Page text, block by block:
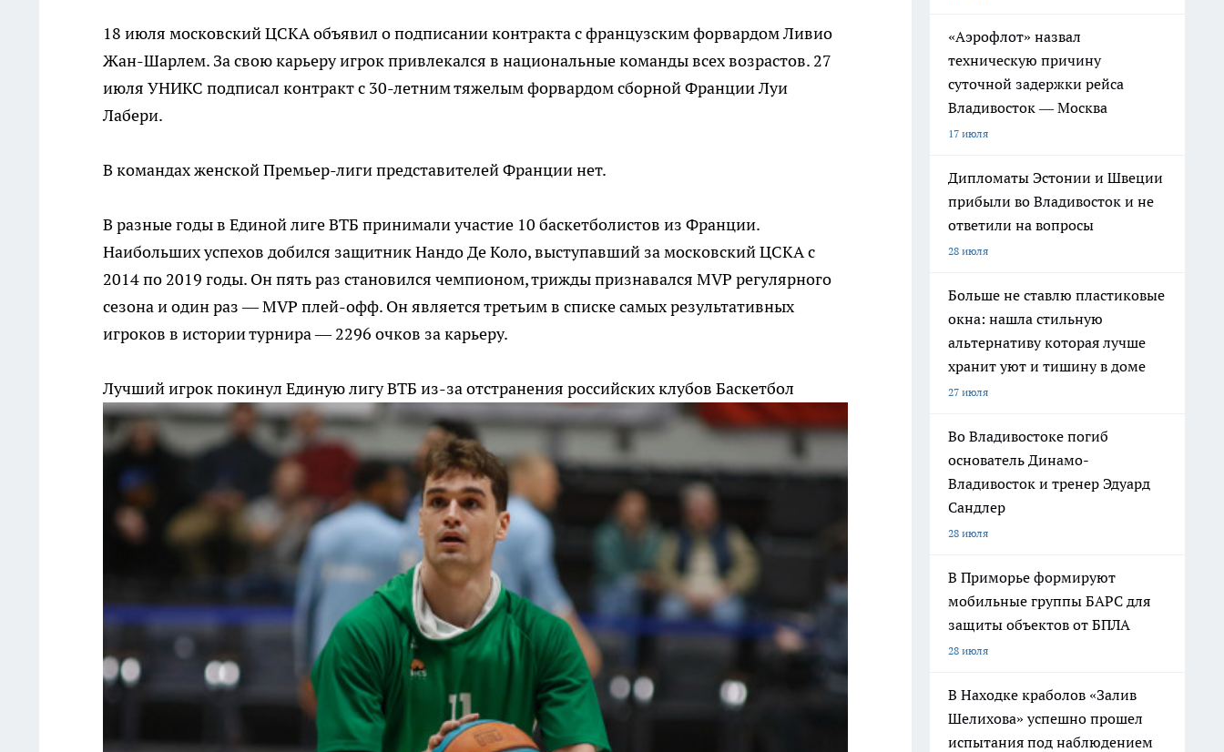
18 июля московский ЦСКА объявил о подписании контракта с французским форвардом Ливио
Жан-Шарлем. За свою карьеру игрок привлекался в национальные команды всех возрастов. 27
июля УНИКС подписал контракт с 30-летним тяжелым форвардом сборной Франции Луи
Лабери.
В командах женской Премьер-лиги представителей Франции нет.
В разные годы в Единой лиге ВТБ принимали участие 10 баскетболистов из Франции.
Наибольших успехов добился защитник Нандо Де Коло, выступавший за московский ЦСКА с
2014 по 2019 годы. Он пять раз становился чемпионом, трижды признавался MVP регулярного
сезона и один раз — MVP плей-офф. Он является третьим в списке самых результативных
игроков в истории турнира — 2296 очков за карьеру.
Лучший игрок покинул Единую лигу ВТБ из-за отстранения российских клубов Баскетбол
«Аэрофлот» назвал
техническую причину
суточной задержки рейса
Владивосток — Москва
17 июля
Дипломаты Эстонии и Швеции
прибыли во Владивосток и не
ответили на вопросы
28 июля
Больше не ставлю пластиковые
окна: нашла стильную
альтернативу которая лучше
хранит уют и тишину в доме
27 июля
Во Владивостоке погиб
основатель Динамо-
Владивосток и тренер Эдуард
Сандлер
28 июля
В Приморье формируют
мобильные группы БАРС для
защиты объектов от БПЛА
28 июля
В Находке краболов «Залив
Шелихова» успешно прошел
испытания под наблюдением